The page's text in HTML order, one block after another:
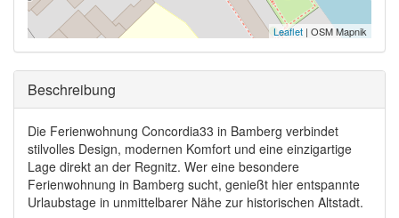
Leaflet | OSM Mapnik
Ausblenden
Beschreibung
Die Ferienwohnung Concordia33 in Bamberg verbindet
stilvolles Design, modernen Komfort und eine einzigartige
Lage direkt an der Regnitz. Wer eine besondere
Ferienwohnung in Bamberg sucht, genießt hier entspannte
Urlaubstage in unmittelbarer Nähe zur historischen Altstadt.